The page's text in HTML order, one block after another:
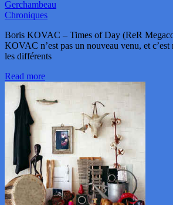
Gerchambeau
Chroniques
Boris KOVAC – Times of Day (ReR
KOVAC n’est pas un nouveau venu, et
les différents
Read more